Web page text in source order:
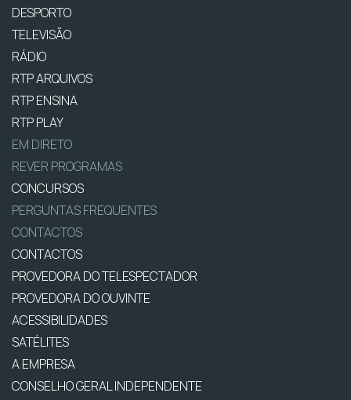
DESPORTO
TELEVISÃO
RÁDIO
RTP ARQUIVOS
RTP ENSINA
RTP PLAY
EM DIRETO
REVER PROGRAMAS
CONCURSOS
PERGUNTAS FREQUENTES
CONTACTOS
CONTACTOS
PROVEDORA DO TELESPECTADOR
PROVEDORA DO OUVINTE
ACESSIBILIDADES
SATÉLITES
A EMPRESA
CONSELHO GERAL INDEPENDENTE